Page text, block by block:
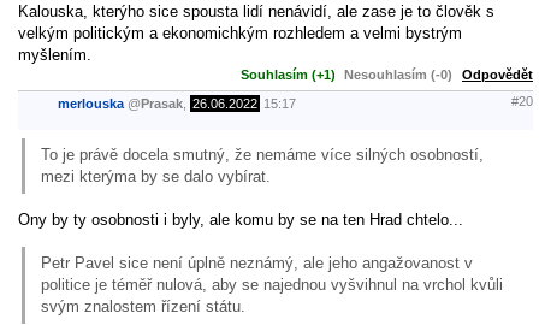
Kalouska, kterýho sice spousta lidí nenávidí, ale zase je to člověk s
velkým politickým a ekonomichkým rozhledem a velmi bystrým
myšlením.
Souhlasím (+1) Nesouhlasím (-0) Odpovědět
merlouska @ Prasak 26.06.2022 15:17 #20
To je právě docela smutný, že nemáme více silných osobností,
mezi kterýma by se dalo vybírat.
Ony by ty osobnosti i byly, ale komu by se na ten Hrad chtelo...
Petr Pavel sice není úplně neznámý, ale jeho angažovanost v
politice je téměř nulová, aby se najednou vyšvihnul na vrchol kvůli
svým znalostem řízení státu.